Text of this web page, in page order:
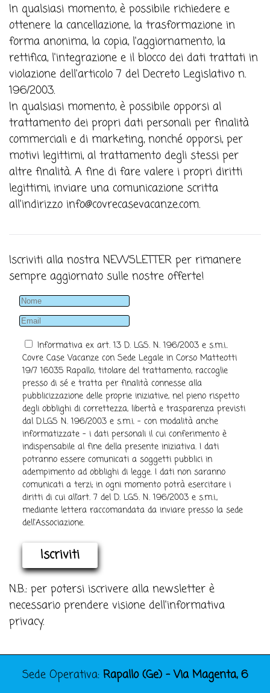
In qualsiasi momento, è possibile richiedere e
ottenere la cancellazione, la trasformazione in
forma anonima, la copia, l'aggiornamento, la
rettifica, l'integrazione e il blocco dei dati trattati in
violazione dell'articolo 7 del Decreto Legislativo n.
196/2003.
In qualsiasi momento, è possibile opporsi al
trattamento dei propri dati personali per finalità
commerciali e di marketing, nonché opporsi, per
motivi legittimi, al trattamento degli stessi per
altre finalità. A fine di fare valere i propri diritti
legittimi, inviare una comunicazione scritta
all'indirizzo info@covrecasevacanze.com.
Iscriviti alla nostra NEWSLETTER per rimanere
sempre aggiornato sulle nostre offerte!
Informativa ex art. 13 D. LGS. N. 196/2003 e s.m.i..
Covre Case Vacanze con Sede Legale in Corso Matteotti
19/7 16035 Rapallo, titolare del trattamento, raccoglie
presso di sé e tratta per finalità connesse alla
pubblicizzazione delle proprie iniziative, nel pieno rispetto
degli obblighi di correttezza, libertà e trasparenza previsti
dal D.LGS N. 196/2003 e s.m.i. - con modalità anche
informatizzate - i dati personali il cui conferimento è
indispensabile al fine della presente iniziativa. I dati
potranno essere comunicati a soggetti pubblici in
adempimento ad obblighi di legge. I dati non saranno
comunicati a terzi; in ogni momento potrà esercitare i
diritti di cui all’art. 7 del D. LGS. N. 196/2003 e s.m.i.,
mediante lettera raccomandata da inviare presso la sede
dell'Associazione.
Iscriviti
N.B.: per potersi iscrivere alla newsletter è
necessario prendere visione dell'informativa
privacy.
Sede Operativa: Rapallo (Ge) - Via Magenta, 6